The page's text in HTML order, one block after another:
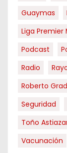
Guaymas
Liga Premier
Podcast
Radio
Roberto
Seguridad
Toño
Vacunación